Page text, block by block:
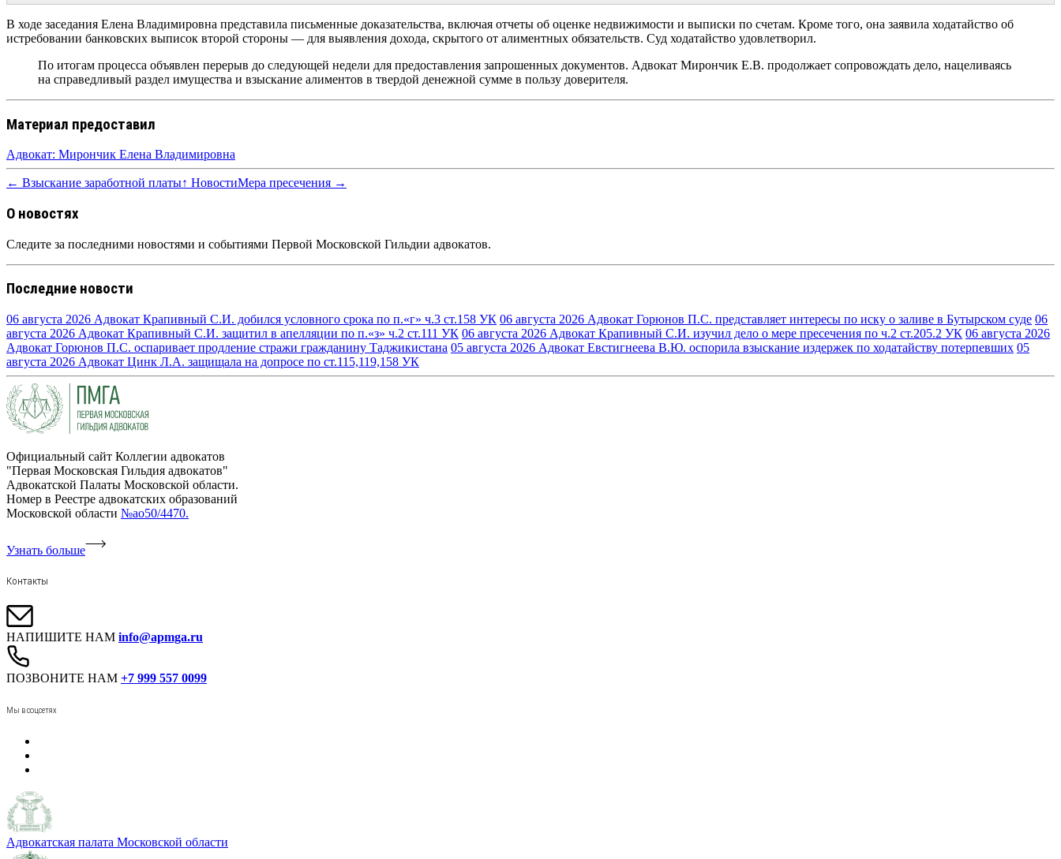
В ходе заседания Елена Владимировна представила письменные доказательства, включая отчеты об оценке недвижимости и выписки по счетам. Кроме того, она заявила ходатайство об
истребовании банковских выписок второй стороны — для выявления дохода, скрытого от алиментных обязательств. Суд ходатайство удовлетворил.
По итогам процесса объявлен перерыв до следующей недели для предоставления запрошенных документов. Адвокат Мирончик Е.В. продолжает сопровождать дело, нацеливаясь
на справедливый раздел имущества и взыскание алиментов в твердой денежной сумме в пользу доверителя.
Материал предоставил
Адвокат: Мирончик Елена Владимировна
← Взыскание заработной платы↑ НовостиМера пресечения →
О новостях
Следите за последними новостями и событиями Первой Московской Гильдии адвокатов.
Последние новости
06 августа 2026 Адвокат Крапивный С.И. добился условного срока по п.«г» ч.3 ст.158 УК 06 августа 2026 Адвокат Горюнов П.С. представляет интересы по иску о заливе в Бутырском суде 06
августа 2026 Адвокат Крапивный С.И. защитил в апелляции по п.«з» ч.2 ст.111 УК 06 августа 2026 Адвокат Крапивный С.И. изучил дело о мере пресечения по ч.2 ст.205.2 УК 06 августа 2026
Адвокат Горюнов П.С. оспаривает продление стражи гражданину Таджикистана 05 августа 2026 Адвокат Евстигнеева В.Ю. оспорила взыскание издержек по ходатайству потерпевших 05
августа 2026 Адвокат Цинк Л.А. защищала на допросе по ст.115,119,158 УК
Официальный сайт Коллегии адвокатов
"Первая Московская Гильдия адвокатов"
Адвокатской Палаты Московской области.
Номер в Реестре адвокатских образований
Московской области №ао50/4470.
Узнать больше
Контакты
НАПИШИТЕ НАМ info@apmga.ru
ПОЗВОНИТЕ НАМ +7 999 557 0099
Мы в соцсетях
Адвокатская палата Московской области